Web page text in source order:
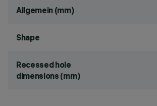
Allgemein (mm)
Shape
Recessed hole
dimensions (mm)